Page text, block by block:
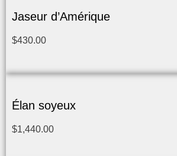
Jaseur d’Amérique
$430.00
Élan soyeux
$1,440.00